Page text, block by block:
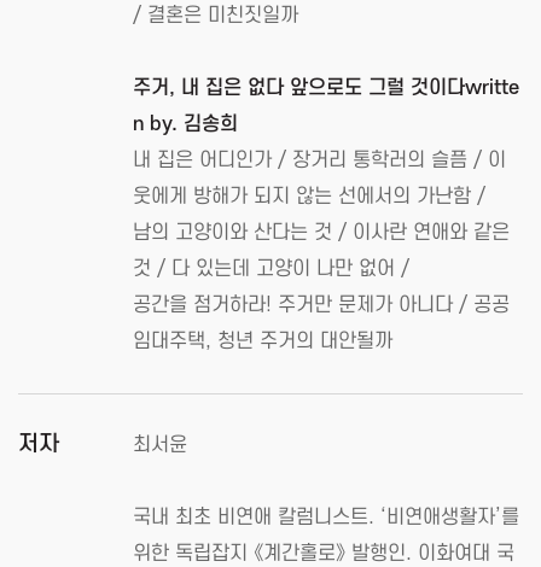
/ 결혼은 미친짓일까
주거, 내 집은 없다 앞으로도 그럴 것이다writte
n by. 김송희
내 집은 어디인가 / 장거리 통학러의 슬픔 / 이
웃에게 방해가 되지 않는 선에서의 가난함 /
남의 고양이와 산다는 것 / 이사란 연애와 같은
것 / 다 있는데 고양이 나만 없어 /
공간을 점거하라! 주거만 문제가 아니다 / 공공
임대주택, 청년 주거의 대안될까
저자 최서윤
국내 최초 비연애 칼럼니스트. ‘비연애생활자’를
위한 독립잡지 《계간홀로》 발행인. 이화여대 국